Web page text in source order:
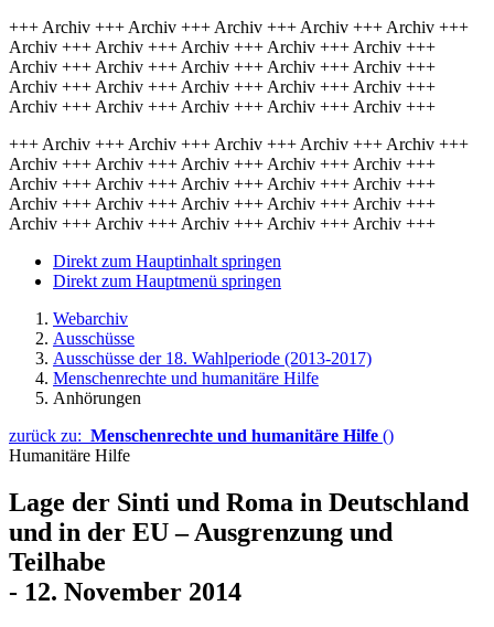
+++ Archiv +++ Archiv +++ Archiv +++ Archiv +++ Archiv +++
Archiv +++ Archiv +++ Archiv +++ Archiv +++ Archiv +++
Archiv +++ Archiv +++ Archiv +++ Archiv +++ Archiv +++
Archiv +++ Archiv +++ Archiv +++ Archiv +++ Archiv +++
Archiv +++ Archiv +++ Archiv +++ Archiv +++ Archiv +++
+++ Archiv +++ Archiv +++ Archiv +++ Archiv +++ Archiv +++
Archiv +++ Archiv +++ Archiv +++ Archiv +++ Archiv +++
Archiv +++ Archiv +++ Archiv +++ Archiv +++ Archiv +++
Archiv +++ Archiv +++ Archiv +++ Archiv +++ Archiv +++
Archiv +++ Archiv +++ Archiv +++ Archiv +++ Archiv +++
Direkt zum Hauptinhalt springen
Direkt zum Hauptmenü springen
Webarchiv
Ausschüsse
Ausschüsse der 18. Wahlperiode (2013-2017)
Menschenrechte und humanitäre Hilfe
Anhörungen
zurück zu: Menschenrechte und humanitäre Hilfe ()
Humanitäre Hilfe
Lage der Sinti und Roma in Deutschland
und in der EU – Ausgrenzung und
Teilhabe
- 12. November 2014